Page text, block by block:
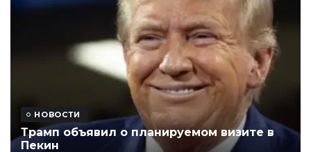
НОВОСТИ
Трамп объявил о планируемом визите в
Пекин